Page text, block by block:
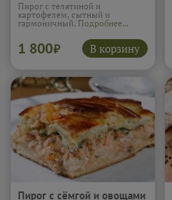
Пирог с телятиной и
картофелем, сытный и
гармоничный. Подробнее...
1 800₽ В корзину
Пирог с сёмгой и овощами